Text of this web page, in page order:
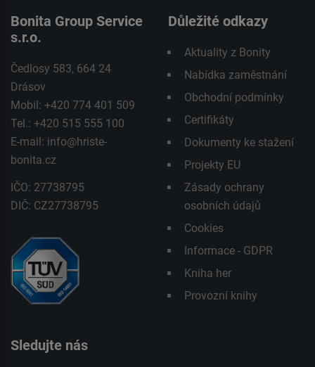
Bonita Group Service
s.r.o.
Čedlosy 583, 664 24
Drásov
Mobil: +420 774 401 509
Tel.: +420 515 555 100
E-mail: info@hriste-
bonita.cz
IČO: 27738795
DIČ: CZ27738795
Důležité odkazy
Aktuality z Bonity
Nabídka zaměstnání
Obchodní podmínky
Certifikáty
Dokumenty ke stažení
Projekty EU
Zásady ochrany
osobních údajů
Cookies
Informace - GDPR
Kniha her
Provozní knihy
Sledujte nás